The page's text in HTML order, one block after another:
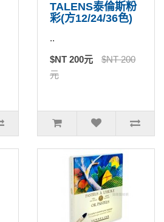
TALENS泰倫斯粉
彩(方12/24/36色)
..
$NT 200元
$NT 200
元